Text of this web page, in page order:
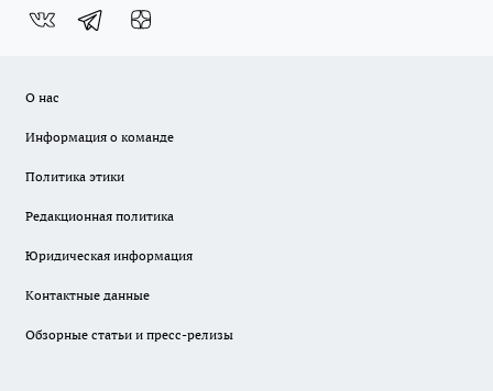
О нас
Информация о команде
Политика этики
Редакционная политика
Юридическая информация
Контактные данные
Обзорные статьи и пресс-релизы